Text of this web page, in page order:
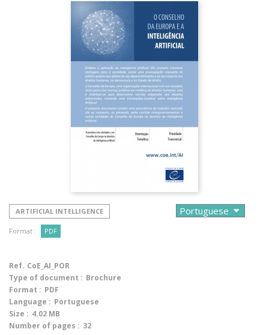
ARTIFICIAL INTELLIGENCE
Format : PDF
Ref. CoE_AI_POR
Type of document : Brochure
Format : PDF
Language : Portuguese
Size : 4.02 MB
Number of pages : 32